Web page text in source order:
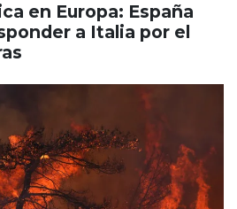
en Europa: España
a Italia por el